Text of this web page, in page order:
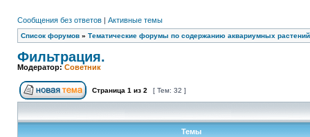
Сообщения без ответов | Активные темы
Список форумов » Тематические форумы по содержанию аквариумных
Фильтрация.
Модератор:Советник
Страница 1 из 2 [ Тем: 32 ]
Темы